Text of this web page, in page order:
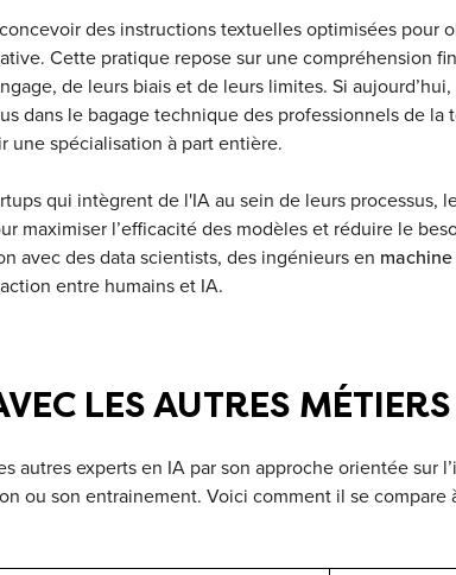
des instructions textuelles optimisées pour
Cette pratique repose sur une compréhension
de leurs biais et de leurs limites. Si
dans le bagage technique des professionnels de la
une spécialisation à part entière.
qui intègrent de l'IA au sein de leurs processus,
maximiser l’efficacité des modèles et réduire le
avec des data scientists, des ingénieurs en
entre humains et IA.
LES AUTRES MÉTIERS
autres experts en IA par son approche orientée sur
ou son entrainement. Voici comment il se compare